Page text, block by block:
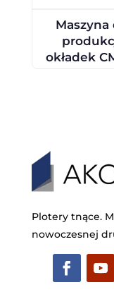
Maszyna
okładek
Plotery tnące.
nowoczesnej